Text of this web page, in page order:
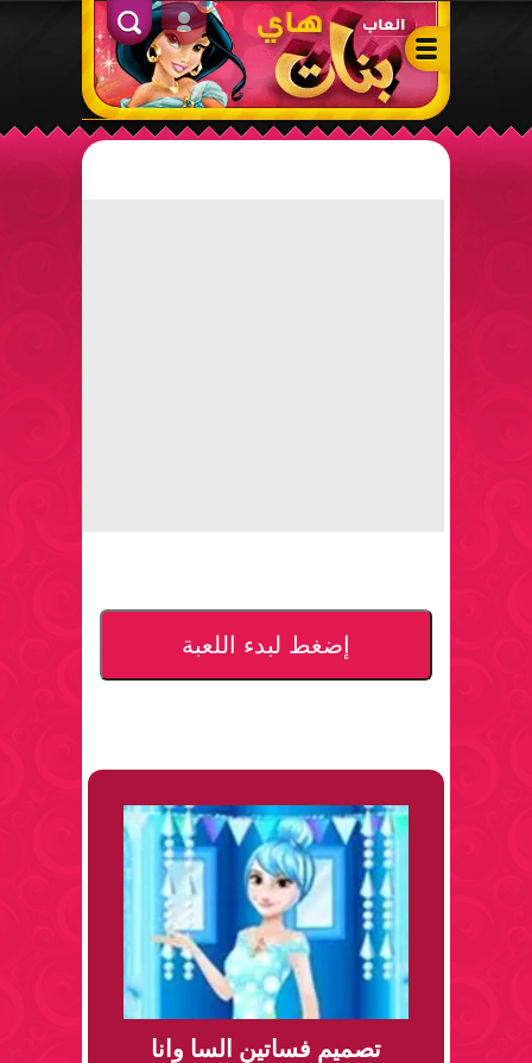
ألعاب بنات هاي – أفضل ألعاب تلبيس، مكياج، طبخ وأنشطة ممتعة
الدخول
إضغط لبدء اللعبة
تصميم فساتين السا وانا